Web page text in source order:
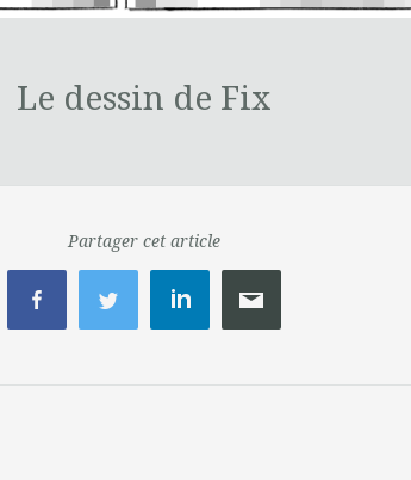
Le dessin de Fix
Partager cet article